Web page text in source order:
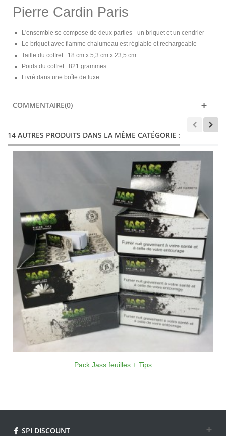
Pierre Cardin Paris
L'ensemble se compose de deux parties - un briquet et un cendrier
Le briquet avec flamme chalumeau est réglable et rechargeable
Taille du coffret : 18 cm x 5,3 cm x 23,5 cm
Poids du coffret : 821 grammes
Livré dans une boîte de luxe.
COMMENTAIRE(0)
14 AUTRES PRODUITS DANS LA MÊME CATÉGORIE :
Pack Jass feuilles + Tips
SPI DISCOUNT